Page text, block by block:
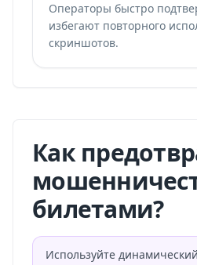
Операторы быстро
избегают повторного
скриншотов.
Как
билетами?
Используйте